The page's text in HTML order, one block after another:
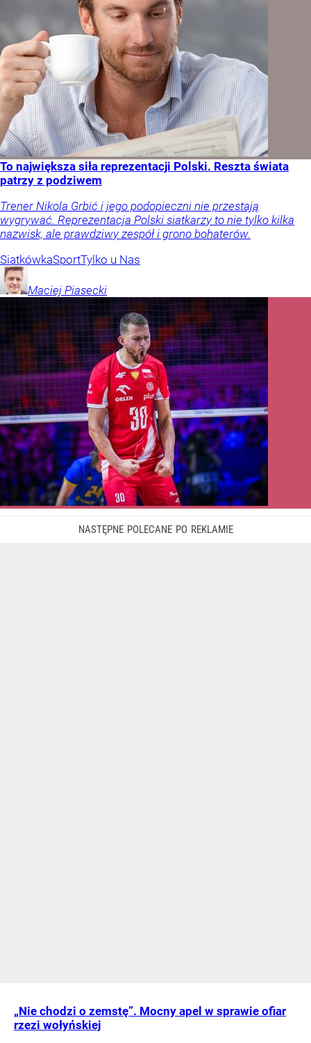
To największa siła reprezentacji Polski. Reszta świata
patrzy z podziwem
Trener Nikola Grbić i jego podopieczni nie przestają
wygrywać. Reprezentacja Polski siatkarzy to nie tylko kilka
nazwisk, ale prawdziwy zespół i grono bohaterów.
SiatkówkaSportTylko u Nas
Maciej Piasecki
„Nie chodzi o zemstę”. Mocny apel w sprawie ofiar
rzezi wołyńskiej